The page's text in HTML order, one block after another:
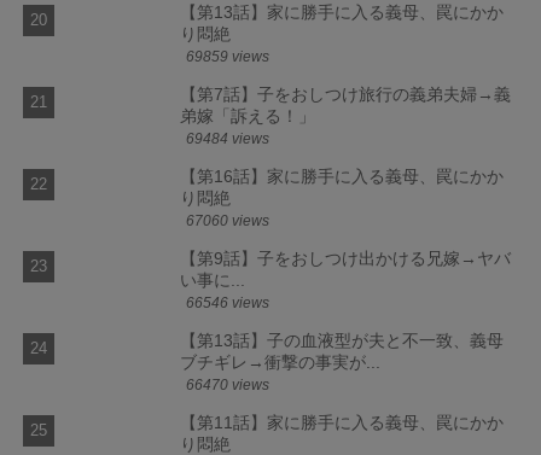
【第13話】家に勝手に入る義母、罠にかか
り悶絶
69859 views
【第7話】子をおしつけ旅行の義弟夫婦→義
弟嫁「訴える！」
69484 views
【第16話】家に勝手に入る義母、罠にかか
り悶絶
67060 views
【第9話】子をおしつけ出かける兄嫁→ヤバ
い事に...
66546 views
【第13話】子の血液型が夫と不一致、義母
ブチギレ→衝撃の事実が...
66470 views
【第11話】家に勝手に入る義母、罠にかか
り悶絶